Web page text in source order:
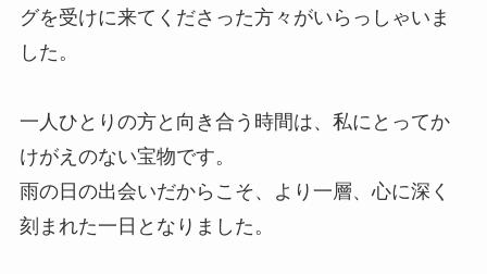
グを受けに来てくださった方々がいらっしゃいま
した。
一人ひとりの方と向き合う時間は、私にとってか
けがえのない宝物です。
雨の日の出会いだからこそ、より一層、心に深く
刻まれた一日となりました。